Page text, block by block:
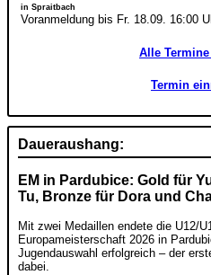
in Spraitbach
Voranmeldung bis Fr. 18.09. 16:00
Alle
Termin
Daueraushang:
EM in Pardubice: Gold für
Tu, Bronze für Dora und
Mit zwei Medaillen endete die U12/
Europameisterschaft 2026 in
Jugendauswahl erfolgreich – der
dabei.